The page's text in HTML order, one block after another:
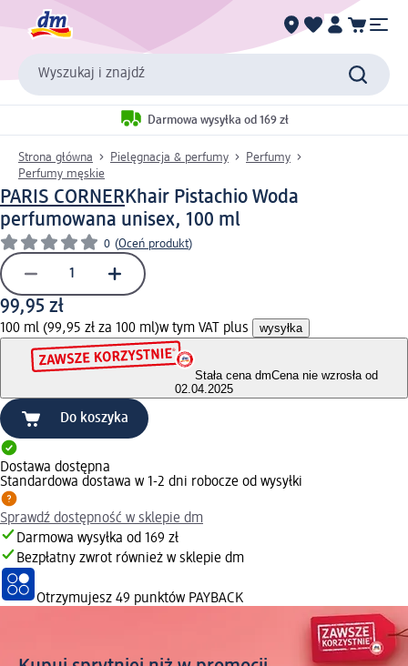
Wyszukaj i znajdź
Darmowa wysyłka od 169 zł
Strona główna Pielęgnacja & perfumy
Perfumy
Perfumy męskie
PARIS CORNERKhair Pistachio Woda
perfumowana unisex, 100 ml
0 (Oceń produkt)
99,95 zł
100 ml (99,95 zł za 100 ml)w tym VAT plus wysyłka
Stała cena dmCena nie wzrosła od
02.04.2025
Do koszyka
Dostawa dostępna
Standardowa dostawa w 1-2 dni robocze od wysyłki
Sprawdź dostępność w sklepie dm
Darmowa wysyłka od 169 zł
Bezpłatny zwrot również w sklepie dm
Otrzymujesz 49 punktów PAYBACK